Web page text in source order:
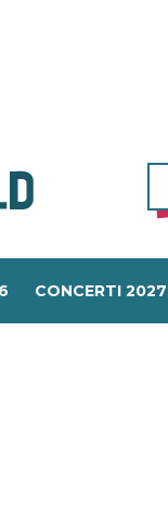
CONCERTI 2027